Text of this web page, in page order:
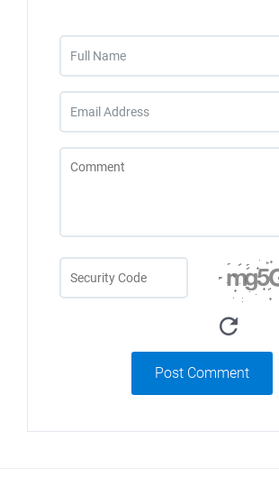
Post Comment